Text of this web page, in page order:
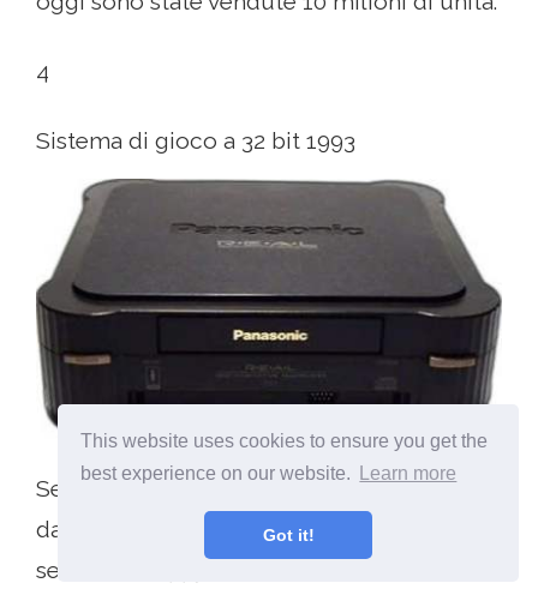
This website uses cookies to ensure you get the
best experience on our website.
Learn more
Got it!
4
Sistema di gioco a 32 bit 1993
Sebbene il primo sistema a 32 bit fosse
davvero l'Amiga CD-32, pubblicato nel
settembre 1993, c'erano solo 100.000 unità